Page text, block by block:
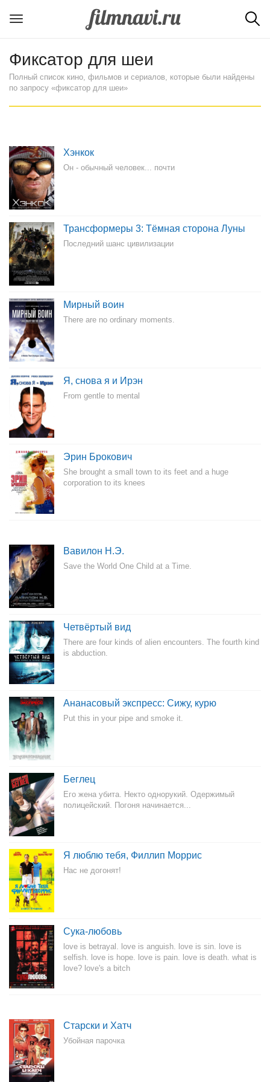
Фиксатор для шеи
Полный список кино, фильмов и сериалов, которые были найдены
по запросу «фиксатор для шеи»
Хэнкок
Он - обычный человек... почти
Трансформеры 3: Тёмная сторона Луны
Последний шанс цивилизации
Мирный воин
There are no ordinary moments.
Я, снова я и Ирэн
From gentle to mental
Эрин Брокович
She brought a small town to its feet and a huge
corporation to its knees
Вавилон Н.Э.
Save the World One Child at a Time.
Четвёртый вид
There are four kinds of alien encounters. The fourth kind
is abduction.
Ананасовый экспресс: Сижу, курю
Put this in your pipe and smoke it.
Беглец
Его жена убита. Некто однорукий. Одержимый
полицейский. Погоня начинается...
Я люблю тебя, Филлип Моррис
Нас не догонят!
Сука-любовь
love is betrayal. love is anguish. love is sin. love is
selfish. love is hope. love is pain. love is death. what is
love? love's a bitch
Старски и Хатч
Убойная парочка